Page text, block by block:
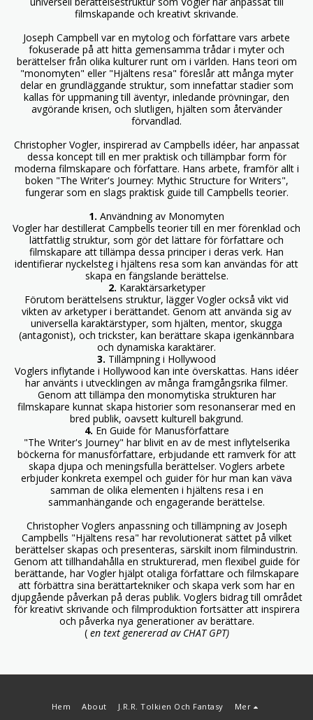
filmskapande och kreativt skrivande.
Joseph Campbell var en mytolog och författare vars arbete
fokuserade på att hitta gemensamma trådar i myter och
berättelser från olika kulturer runt om i världen. Hans teori om
"monomyten" eller "Hjältens resa" föreslår att många myter
delar en grundläggande struktur, som innefattar stadier som
kallas för uppmaning till äventyr, inledande prövningar, den
avgörande krisen, och slutligen, hjälten som återvänder
förvandlad.
Christopher Vogler, inspirerad av Campbells idéer, har anpassat
dessa koncept till en mer praktisk och tillämpbar form för
moderna filmskapare och författare. Hans arbete, framför allt i
boken "The Writer's Journey: Mythic Structure for Writers",
fungerar som en slags praktisk guide till Campbells teorier.
1. Användning av Monomyten
Vogler har destillerat Campbells teorier till en mer förenklad och
lättfattlig struktur, som gör det lättare för författare och
filmskapare att tillämpa dessa principer i deras verk. Han
identifierar nyckelsteg i hjältens resa som kan användas för att
skapa en fängslande berättelse.
2. Karaktärsarketyper
Förutom berättelsens struktur, lägger Vogler också vikt vid
vikten av arketyper i berättandet. Genom att använda sig av
universella karaktärstyper, som hjälten, mentor, skugga
(antagonist), och trickster, kan berättare skapa igenkännbara
och dynamiska karaktärer.
3. Tillämpning i Hollywood
Voglers inflytande i Hollywood kan inte överskattas. Hans idéer
har använts i utvecklingen av många framgångsrika filmer.
Genom att tillämpa den monomytiska strukturen har
filmskapare kunnat skapa historier som resonanserar med en
bred publik, oavsett kulturell bakgrund.
4. En Guide för Manusförfattare
"The Writer's Journey" har blivit en av de mest inflytelserika
böckerna för manusförfattare, erbjudande ett ramverk för att
skapa djupa och meningsfulla berättelser. Voglers arbete
erbjuder konkreta exempel och guider för hur man kan väva
samman de olika elementen i hjältens resa i en
sammanhängande och engagerande berättelse.
Christopher Voglers anpassning och tillämpning av Joseph
Campbells "Hjältens resa" har revolutionerat sättet på vilket
berättelser skapas och presenteras, särskilt inom filmindustrin.
Genom att tillhandahålla en strukturerad, men flexibel guide för
berättande, har Vogler hjälpt otaliga författare och filmskapare
att förbättra sina berättartekniker och skapa verk som har en
djupgående påverkan på deras publik. Voglers bidrag till området
för kreativt skrivande och filmproduktion fortsätter att inspirera
och påverka nya generationer av berättare.
( en text genererad avCHAT GPT)
Hem About J.R.R. Tolkien Och Fantasy Mer